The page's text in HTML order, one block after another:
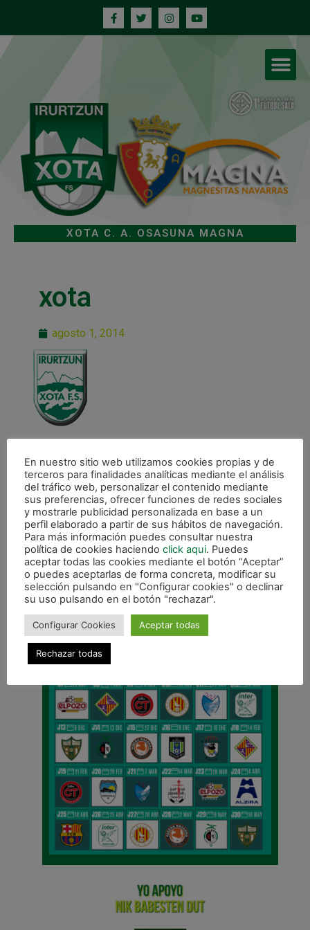
XOTA C. A. OSASUNA MAGNA
xota
agosto 1, 2014
ANTERIOR
El 11 de agosto comienzan entrenamientos de pretemporada
CALENDARIO DE LIGA
En nuestro sitio web utilizamos cookies propias y de
terceros para finalidades analíticas mediante el análisis
del tráfico web, personalizar el contenido mediante
sus preferencias, ofrecer funciones de redes sociales
y mostrarle publicidad personalizada en base a un
perfil elaborado a partir de sus hábitos de navegación.
Para más información puedes consultar nuestra
política de cookies haciendo click aqui. Puedes
aceptar todas las cookies mediante el botón “Aceptar”
o puedes aceptarlas de forma concreta, modificar su
selección pulsando en "Configurar cookies" o declinar
su uso pulsando en el botón "rechazar".
Configurar Cookies Aceptar todas
Rechazar todas